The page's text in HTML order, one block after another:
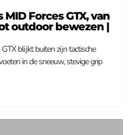
Forces GTX, van
outdoor bewezen |
blijkt buiten zijn tactische
in de sneeuw, stevige grip